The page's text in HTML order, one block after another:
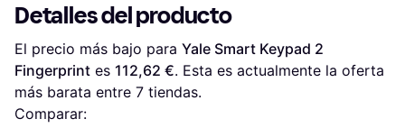
Detalles del producto
El precio más bajo para Yale Smart Keypad 2
Fingerprint es 112,62 €. Esta es actualmente la oferta
más barata entre 7 tiendas.
Comparar: